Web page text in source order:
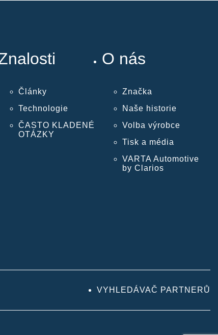
Články
Technologie
ČASTO KLADENÉ
OTÁZKY
O nás
Značka
Naše historie
Volba výrobce
Tisk a média
VARTA Automotive
by Clarios
VYHLEDÁVAČ PARTNERŮ